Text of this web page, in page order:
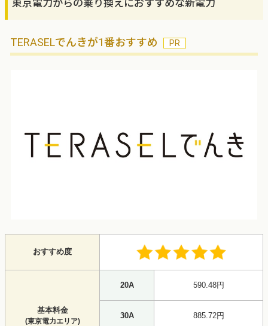
東京電力からの乗り換えにおすすめな新電力
TERASELでんきが1番おすすめ
おすすめ度
基本料金
(東京電力エリア)
20A 590.48円
30A 885.72円